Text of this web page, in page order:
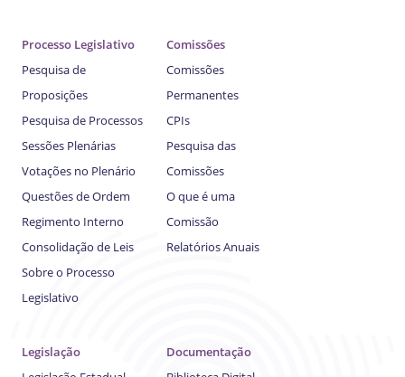
Processo Legislativo
Pesquisa de
Proposições
Pesquisa de Processos
Sessões Plenárias
Votações no Plenário
Questões de Ordem
Regimento Interno
Consolidação de Leis
Sobre o Processo
Legislativo
Comissões
Comissões
Permanentes
CPIs
Pesquisa das
Comissões
O que é uma
Comissão
Relatórios Anuais
Legislação
Documentação